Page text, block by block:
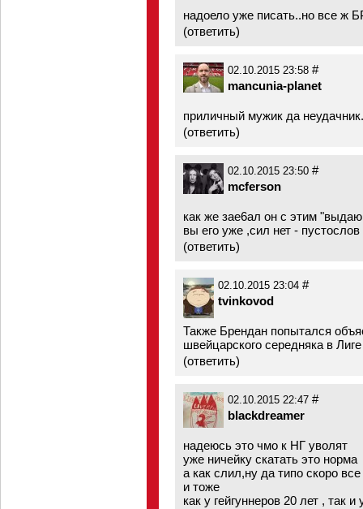
надоело уже писать..но все ж
(ответить)
02.10.2015 23:58 #
mancunia-planet
приличный мужик да
(ответить)
02.10.2015 23:50 #
mcferson
как же зае6ал он с этим
вы его уже ,сил нет - пустослов
(ответить)
02.10.2015 23:04 #
tvinkovod
Также Брендан попытался
швейцарского середняка в
(ответить)
02.10.2015 22:47 #
blackdreamer
надеюсь это чмо к НГ уволят
уже ничейку скатать это норма
а как слил,ну да типо скоро
и тоже
как у гейгуннеров 20 лет , так и